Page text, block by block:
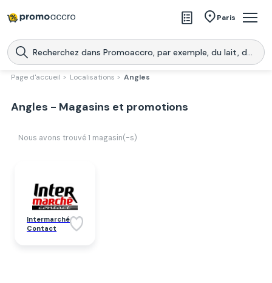
Paris
Magasins
Produits
Promoaccro
Page d'accueil > Localisations > Angles
Angles - Magasins et promotions
Nous avons trouvé 1 magasin(-s)
Intermarché
Contact